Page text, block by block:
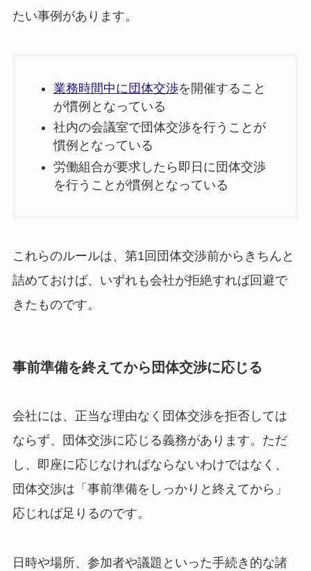
たい事例があります。
業務時間中に団体交渉を開催すること
が慣例となっている
社内の会議室で団体交渉を行うことが
慣例となっている
労働組合が要求したら即日に団体交渉
を行うことが慣例となっている
これらのルールは、第1回団体交渉前からきちんと
詰めておけば、いずれも会社が拒絶すれば回避で
きたものです。
事前準備を終えてから団体交渉に応じる
会社には、正当な理由なく団体交渉を拒否しては
ならず、団体交渉に応じる義務があります。ただ
し、即座に応じなければならないわけではなく、
団体交渉は「事前準備をしっかりと終えてから」
応じれば足りるのです。
日時や場所、参加者や議題といった手続き的な諸